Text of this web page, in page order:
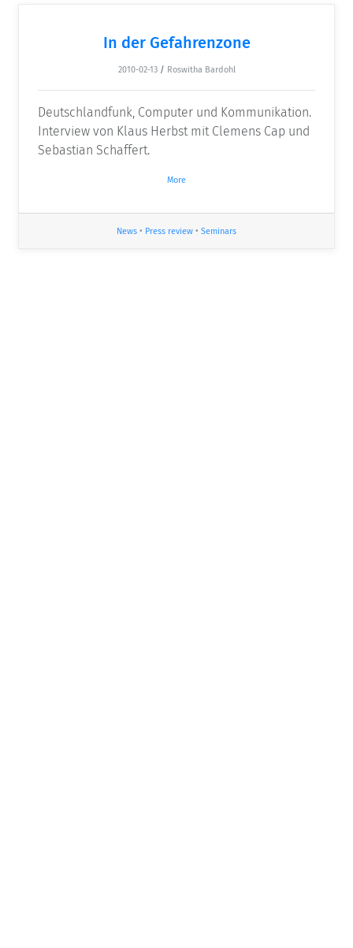
In der Gefahrenzone
2010-02-13 / Roswitha Bardohl
Deutschlandfunk, Computer und Kommunikation.
Interview von Klaus Herbst mit Clemens Cap und
Sebastian Schaffert.
More
News • Press review • Seminars